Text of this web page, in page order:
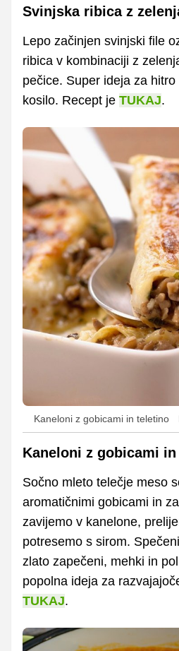
Svinjska ribica z
Lepo začinjen svinjski file
ribica v kombinaciji z
pečice. Super ideja za
kosilo. Recept je TUKAJ.
Kaneloni z gobicami in teletino
Kaneloni z gobicami
Sočno mleto telečje meso
aromatičnimi gobicami in
zavijemo v kanelone,
potresemo s sirom.
zlato zapečeni, mehki in
popolna ideja za
TUKAJ.